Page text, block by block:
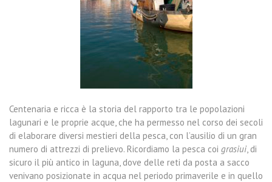
Centenaria e ricca è la storia del rapporto tra le popolazioni
lagunari e le proprie acque, che ha permesso nel corso dei secoli
di elaborare diversi mestieri della pesca, con l’ausilio di un gran
numero di attrezzi di prelievo. Ricordiamo la pesca coi grasiui , di
sicuro il più antico in laguna, dove delle reti da posta a sacco
venivano posizionate in acqua nel periodo primaverile e in quello